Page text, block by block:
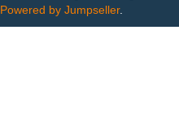
Powered by Jumpseller.